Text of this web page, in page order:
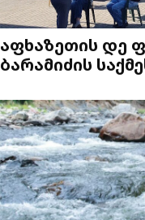
აფხაზეთის დე
ბარამიძის